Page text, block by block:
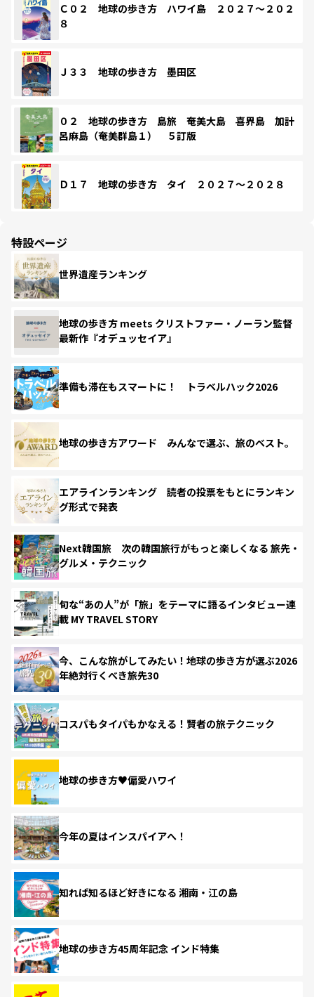
Ｃ０２ 地球の歩き方 ハワイ島 ２０２７～２０２
８
Ｊ３３ 地球の歩き方 墨田区
０２ 地球の歩き方 島旅 奄美大島 喜界島 加計
呂麻島（奄美群島１） ５訂版
Ｄ１７ 地球の歩き方 タイ ２０２７～２０２８
特設ページ
世界遺産ランキング
地球の歩き方 meets クリストファー・ノーラン監督
最新作『オデュッセイア』
準備も滞在もスマートに！ トラベルハック2026
地球の歩き方アワード みんなで選ぶ、旅のベスト。
エアラインランキング 読者の投票をもとにランキン
グ形式で発表
Next韓国旅 次の韓国旅行がもっと楽しくなる 旅先・
グルメ・テクニック
旬な“あの人”が「旅」をテーマに語るインタビュー連
載 MY TRAVEL STORY
今、こんな旅がしてみたい！地球の歩き方が選ぶ2026
年絶対行くべき旅先30
コスパもタイパもかなえる！賢者の旅テクニック
地球の歩き方♥偏愛ハワイ
今年の夏はインスパイアへ！
知れば知るほど好きになる 湘南・江の島
地球の歩き方45周年記念 インド特集